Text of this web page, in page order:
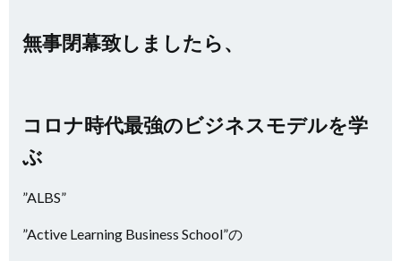
無事閉幕致しましたら、
コロナ時代最強のビジネスモデルを学
ぶ
”ALBS”
”Active Learning Business School”の